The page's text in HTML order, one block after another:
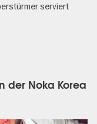
serviert
der Noka Korea